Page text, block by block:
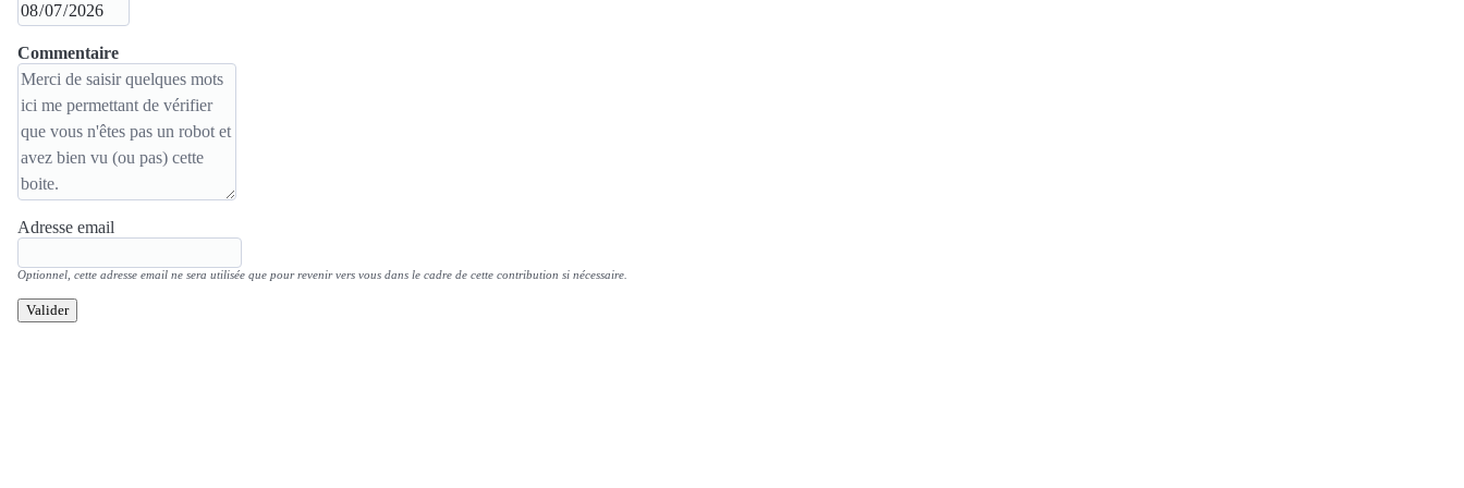
Commentaire
Adresse email
Optionnel, cette adresse email ne sera utilisée que pour revenir vers vous dans le cadre de cette contribution si nécessaire.
Valider